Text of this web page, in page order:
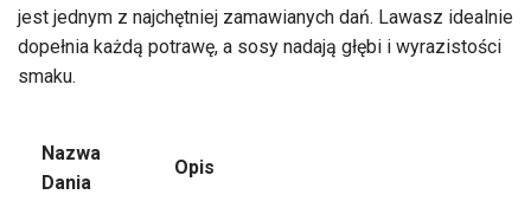
jest jednym z najchętniej zamawianych dań. Lawasz idealnie
dopełnia każdą potrawę, a sosy nadają głębi i wyrazistości
smaku.
Nazwa
Dania
Opis